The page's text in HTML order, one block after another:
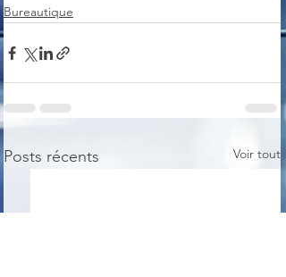
Bureautique
Posts récents Voir tout